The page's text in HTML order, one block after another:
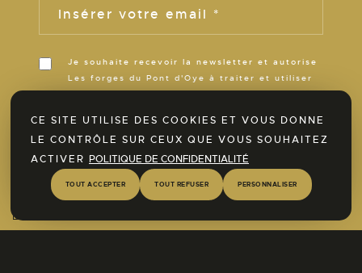
Insérer votre email *
Je souhaite recevoir la newsletter et autorise
Les forges du Pont d'Oye à traiter et utiliser
ces informations pour m’informer de son
Ontdek nu onze SPA-ruimte!
CE SITE UTILISE DES COOKIES ET VOUS DONNE
LE CONTRÔLE SUR CEUX QUE VOUS SOUHAITEZ
ACTIVER POLITIQUE DE CONFIDENTIALITÉ
TOUT ACCEPTER TOUT REFUSER PERSONNALISER